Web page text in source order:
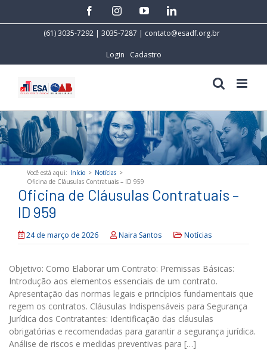
facebookinstagramyoutubelinkedin
(61) 3035-7292 | 3035-7287 | contato@esadf.org.br
Login Cadastro
Você está aqui: Início > Notícias >
Oficina de Cláusulas Contratuais – ID 959
Oficina de Cláusulas Contratuais –
ID 959
24 de março de 2026 Naira Santos Notícias
Objetivo: Como Elaborar um Contrato: Premissas Básicas:
Introdução aos elementos essenciais de um contrato.
Apresentação das normas legais e princípios fundamentais que
regem os contratos. Cláusulas Indispensáveis para Segurança
Jurídica dos Contratantes: Identificação das cláusulas
obrigatórias e recomendadas para garantir a segurança jurídica.
Análise de riscos e medidas preventivas para […]